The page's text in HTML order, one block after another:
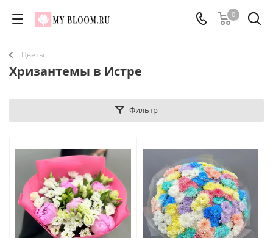
0
Цветы
Хризантемы в Истре
Фильтр